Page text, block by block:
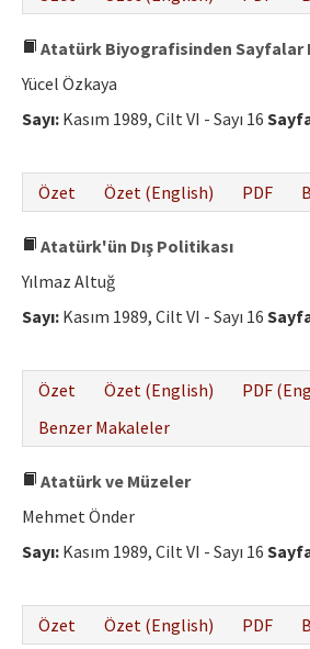
Atatürk Biyografisinden Sayfalar
Yücel Özkaya
Sayı: Kasım 1989, Cilt VI - Sayı 16
Özet
Özet (English) PDF
Atatürk'ün Dış Politikası
Yılmaz Altuğ
Sayı: Kasım 1989, Cilt VI - Sayı 16
Özet
Özet (English)
PDF
Benzer Makaleler
Atatürk ve Müzeler
Mehmet Önder
Sayı: Kasım 1989, Cilt VI - Sayı 16
Özet
Özet (English) PDF